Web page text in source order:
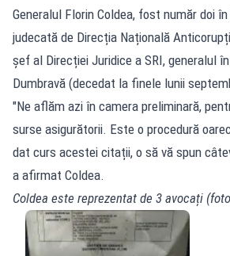
Generalul Florin Coldea, fost număr doi
judecată de Direcția Națională
șef al Direcției Juridice a SRI, generalul
Dumbravă (decedat la finele lunii
"Ne aflăm azi în camera preliminară,
surse asigurătorii. Este o procedură
dat curs acestei citații, o să vă spun
a afirmat Coldea.
Coldea este reprezentat de 3 avocați